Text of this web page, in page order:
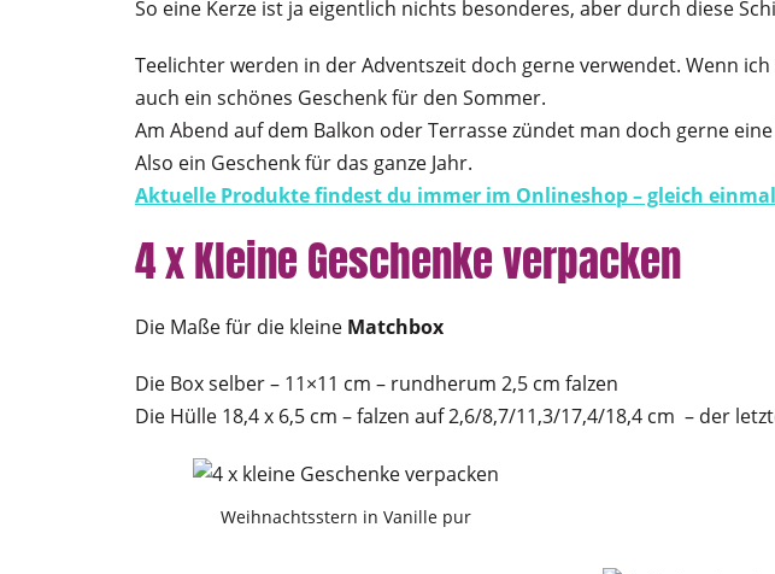
So eine Kerze ist ja eigentlich nichts besonderes, aber durch diese
Teelichter werden in der Adventszeit doch gerne verwendet. Wenn
auch ein schönes Geschenk für den Sommer.
Am Abend auf dem Balkon oder Terrasse zündet man doch gerne eine
Also ein Geschenk für das ganze Jahr.
Aktuelle Produkte findest du immer im Onlineshop – gleich
4 x Kleine Geschenke verpacken
Die Maße für die kleine Matchbox
Die Box selber – 11×11 cm – rundherum 2,5 cm falzen
Die Hülle 18,4 x 6,5 cm – falzen auf 2,6/8,7/11,3/17,4/18,4 cm – der
Weihnachtsstern in Vanille pur